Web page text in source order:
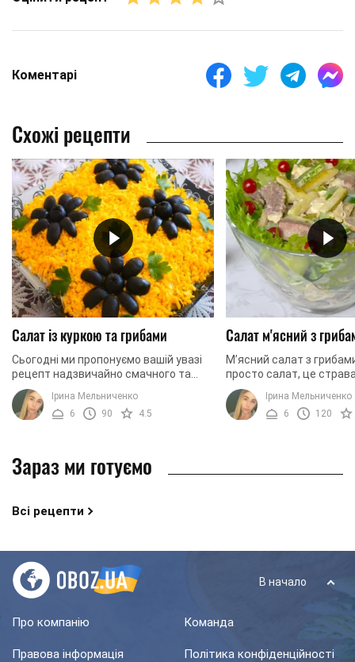
Коментарі
Схожі рецепти
Салат із куркою та грибами
Сьогодні ми пропонуємо вашій увазі
рецепт надзвичайно смачного та
поживного курячого салату з
грибами. Салат виходить ніжним,
соковитим, оригінально ...
Ірина Мельниченко
6
90 4.5
Салат м'ясний з
М’ясний салат з
просто салат, це
стати основною на
адже усі її інгредієнти
калорійні, ...
Ірина Мельниченко
6
120
Зараз ми готуємо
Всі рецепти
В начало
Про компанію Команда
Правова інформація Політика конфіденційності